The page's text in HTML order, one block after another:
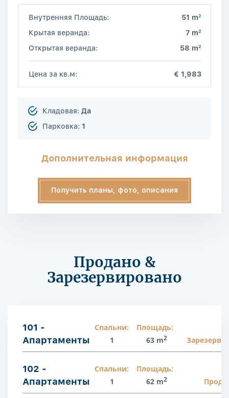
Внутренняя Площадь: 51 m2
Крытая веранда: 7 m2
Открытая веранда: 58 m2
Цена за кв.м: € 1,983
Кладовая: Да
Парковка: 1
Дополнительная информация
Получить планы, фото, описания
Продано &
Зарезервировано
101 -
Апартаменты
Спальни:
1
Площадь:
63 m2
102 -
Апартаменты
Спальни:
1
Площадь:
62 m2